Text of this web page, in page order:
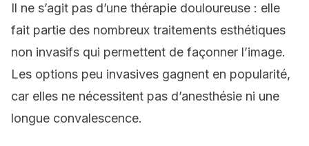
Il ne s’agit pas d’une thérapie douloureuse : elle
fait partie des nombreux traitements esthétiques
non invasifs qui permettent de façonner l’image.
Les options peu invasives gagnent en popularité,
car elles ne nécessitent pas d’anesthésie ni une
longue convalescence.